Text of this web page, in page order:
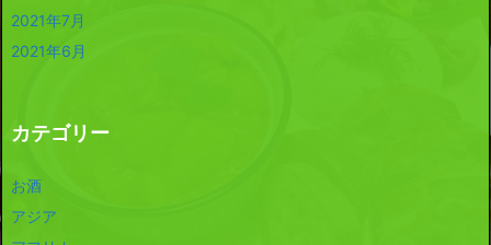
2021年7月
2021年6月
カテゴリー
お酒
アジア